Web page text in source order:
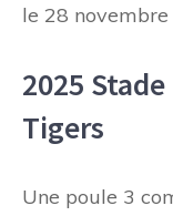
le 28
2025
Tigers
Une poule 3